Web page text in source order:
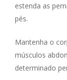
estenda as
pés.
Mantenha o
músculos
determinado